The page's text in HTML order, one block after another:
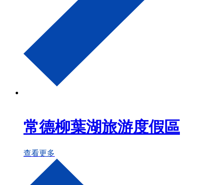
常德柳葉湖旅游度假區
查看更多